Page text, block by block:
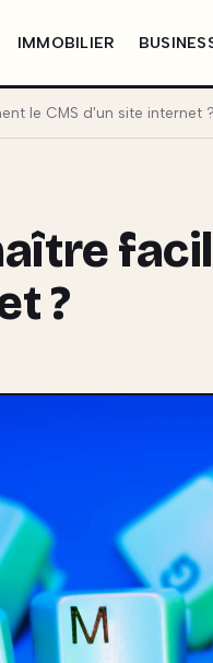
IMMOBILIER
le CMS d'un site internet ?
?